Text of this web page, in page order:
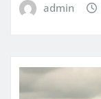
admin